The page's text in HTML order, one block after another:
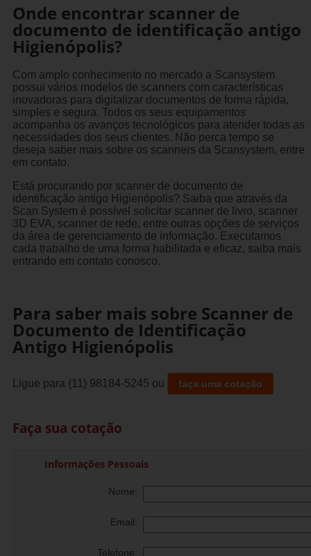
Onde encontrar scanner de
documento de identificação antigo
Higienópolis?
Com amplo conhecimento no mercado a Scansystem
possui vários modelos de scanners com características
inovadoras para digitalizar documentos de forma rápida,
simples e segura. Todos os seus equipamentos
acompanha os avanços tecnológicos para atender todas as
necessidades dos seus clientes. Não perca tempo se
deseja saber mais sobre os scanners da Scansystem, entre
em contato.
Está procurando por scanner de documento de
identificação antigo Higienópolis? Saiba que através da
Scan System é possível solicitar scanner de livro, scanner
3D EVA, scanner de rede, entre outras opções de serviços
da área de gerenciamento de informação. Executamos
cada trabalho de uma forma habilitada e eficaz, saiba mais
entrando em contato conosco.
Para saber mais sobre Scanner de
Documento de Identificação
Antigo Higienópolis
Ligue para (11) 98184-5245 ou faça uma cotação
Faça sua cotação
Informações Pessoais
Nome:
Email:
Telefone: